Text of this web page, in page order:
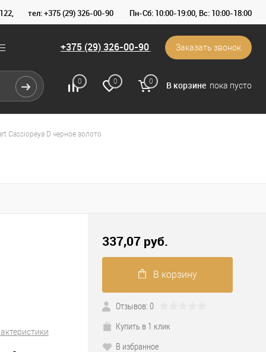
тел: +375 (29) 326-00-90 Пн-Сб: 10:00-19:00, Вс: 10:00-18:00
+375 (29) 326-00-90 Заказать звонок
0 0 0 В корзине пока пусто
Cassiopeya D черное золото
337,07 pуб.
В корзину
Отзывов: 0
Купить в 1 клик
В избранное